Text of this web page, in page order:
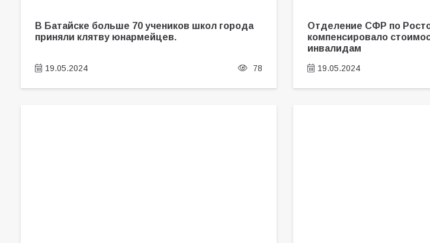
В Батайске больше 70 учеников школ города
приняли клятву юнармейцев.
19.05.2024 78
Отделение СФР по
компенсировало
инвалидам
19.05.2024